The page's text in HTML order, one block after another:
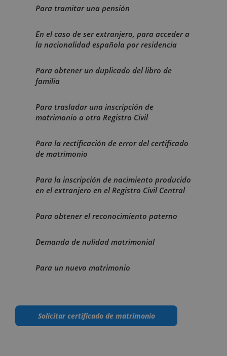
Para tramitar una pensión
En el caso de ser extranjero, para acceder a
la nacionalidad española por residencia
Para obtener un duplicado del libro de
familia
Para trasladar una inscripción de
matrimonio a otro Registro Civil
Para la rectificación de error del certificado
de matrimonio
Para la inscripción de nacimiento producido
en el extranjero en el Registro Civil Central
Para obtener el reconocimiento paterno
Demanda de nulidad matrimonial
Para un nuevo matrimonio
Solicitar certificado de matrimonio